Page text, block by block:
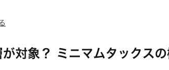
が対象？ ミニマムタックス